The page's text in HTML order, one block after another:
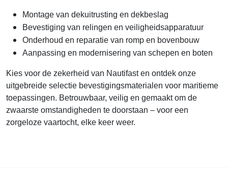
Montage van dekuitrusting en dekbeslag
Bevestiging van relingen en veiligheidsapparatuur
Onderhoud en reparatie van romp en bovenbouw
Aanpassing en modernisering van schepen en boten
Kies voor de zekerheid van Nautifast en ontdek onze
uitgebreide selectie bevestigingsmaterialen voor maritieme
toepassingen. Betrouwbaar, veilig en gemaakt om de
zwaarste omstandigheden te doorstaan – voor een
zorgeloze vaartocht, elke keer weer.